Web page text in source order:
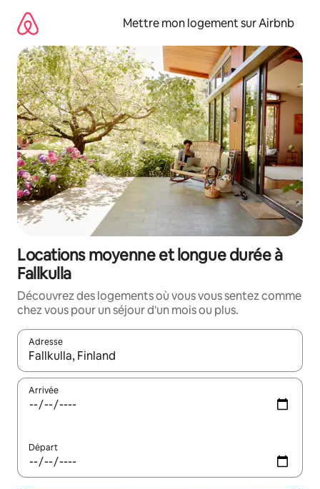
directement
contenu
Mettre mon logement sur Airbnb
Locations moyenne et longue durée à
Fallkulla
Découvrez des logements où vous vous sentez comme
chez vous pour un séjour d'un mois ou plus.
Adresse
Lorsque les résultats s'affichent, utilisez les flèches vers le
Arrivée
Départ